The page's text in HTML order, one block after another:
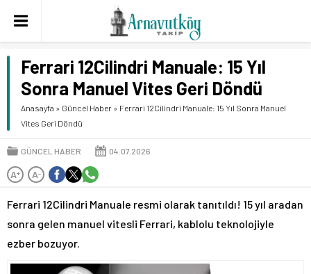
Ferrari 12Cilindri Manuale: 15 Yıl
Sonra Manuel Vites Geri Döndü
Anasayfa » Güncel Haber » Ferrari 12Cilindri Manuale: 15 Yıl Sonra Manuel
Vites Geri Döndü
GÜNCEL HABER 04.07.2026
A+ A-
Ferrari 12Cilindri Manuale resmi olarak tanıtıldı! 15 yıl aradan
sonra gelen manuel vitesli Ferrari, kablolu teknolojiyle
ezber bozuyor.